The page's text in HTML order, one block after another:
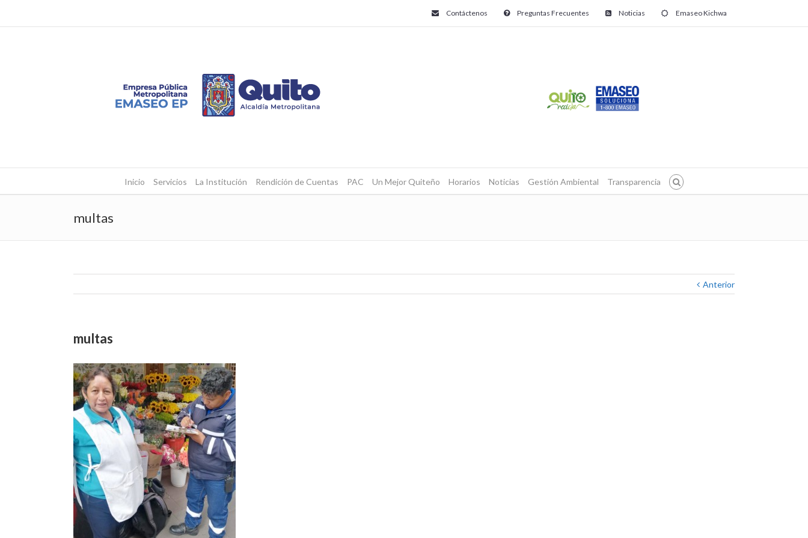
Contáctenos Preguntas Frecuentes Noticias Emaseo Kichwa
Inicio Servicios La Institución Rendición de Cuentas PAC Un Mejor Quiteño Horarios Noticias Gestión Ambiental Transparencia
multas
Anterior
multas